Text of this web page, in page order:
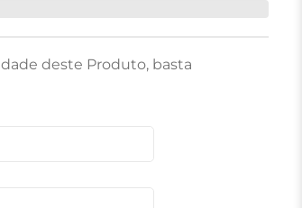
deste Produto, basta